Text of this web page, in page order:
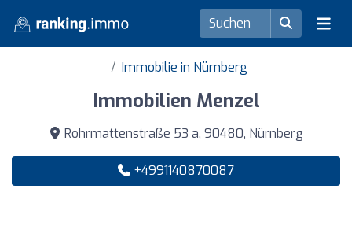
Immobilie in Nürnberg
Immobilien Menzel
Rohrmattenstraße 53 a, 90480, Nürnberg
+4991140870087